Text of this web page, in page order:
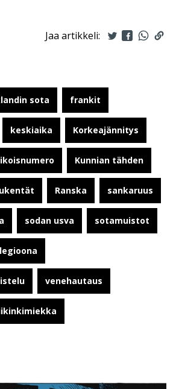
Jaa artikkeli:
sota frankit
keskiaika Korkeajännitys
Kunnian tähden
Ranska sankaruus
sodan usva sotamuistot
venehautaus